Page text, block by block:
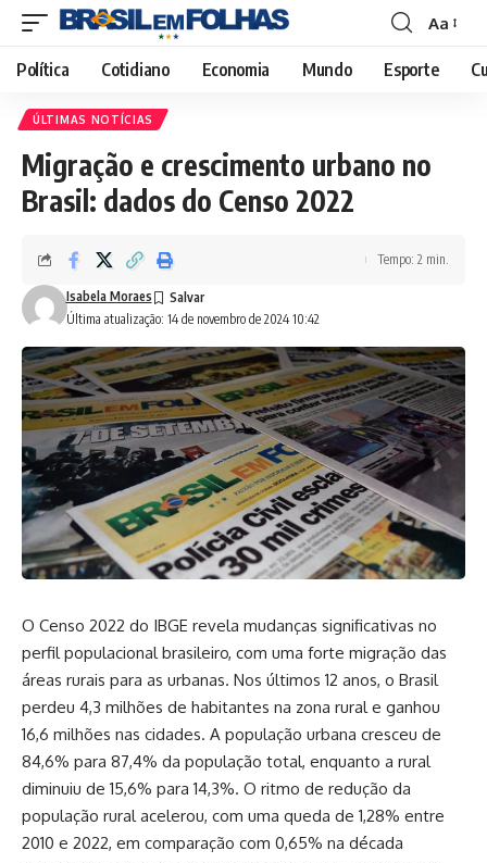
Font
Resizer
Aa
Política Cotidiano Economia Mundo Esporte
ÚLTIMAS NOTÍCIAS
Migração e crescimento urbano no
Brasil: dados do Censo 2022
Última atualização: 14 de novembro de 2024 10:42
Isabela Moraes
Tempo: 2 min.
O Censo 2022 do IBGE revela mudanças significativas no
perfil populacional brasileiro, com uma forte migração das
áreas rurais para as urbanas. Nos últimos 12 anos, o Brasil
perdeu 4,3 milhões de habitantes na zona rural e ganhou
16,6 milhões nas cidades. A população urbana cresceu de
84,6% para 87,4% da população total, enquanto a rural
diminuiu de 15,6% para 14,3%. O ritmo de redução da
população rural acelerou, com uma queda de 1,28% entre
2010 e 2022, em comparação com 0,65% na década